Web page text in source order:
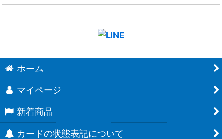
ホーム
マイページ
新着商品
カードの状態表記について